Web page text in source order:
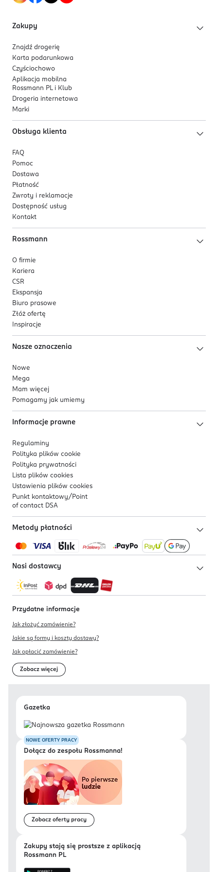
02-305 Warszawa
Kod EAN
8 720181 450396
Zakupy
Znajdź drogerię
Karta podarunkowa
Czyściochowo
Aplikacja mobilna
Rossmann PL i Klub
Drogeria internetowa
Marki
Obsługa klienta
FAQ
Pomoc
Dostawa
Płatność
Zwroty i reklamacje
Dostępność usług
Kontakt
Rossmann
O firmie
Kariera
CSR
Ekspansja
Biuro prasowe
Złóż ofertę
Inspiracje
Nasze oznaczenia
Nowe
Mega
Mam więcej
Pomagamy jak umiemy
Informacje prawne
Regulaminy
Polityka plików cookie
Polityka prywatności
Lista plików cookies
Ustawienia plików cookies
Punkt kontaktowy/ Point
of contact DSA
Metody płatności
Nasi dostawcy
Przydatne informacje
Jak złożyć zamówienie?
Jakie są formy i koszty dostawy?
Jak opłacić zamówienie?
Zobacz więcej
Gazetka
NOWE OFERTY PRACY
Dołącz do zespołu Rossmanna!
Zobacz oferty pracy
Zakupy stają się prostsze z aplikacją
Rossmann PL